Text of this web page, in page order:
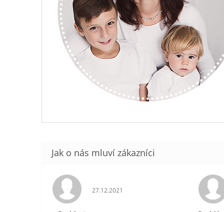
Hodnocení obchodu je 5 z 5 hvězdiček.
27.12.2021